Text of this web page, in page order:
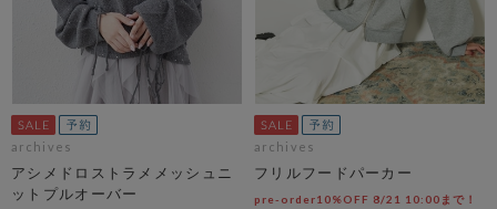
archives
アシメドロストラメメッシュニ
ットプルオーバー
archives
フリルフードパーカー
pre-order10%OFF 8/21 10:00まで！